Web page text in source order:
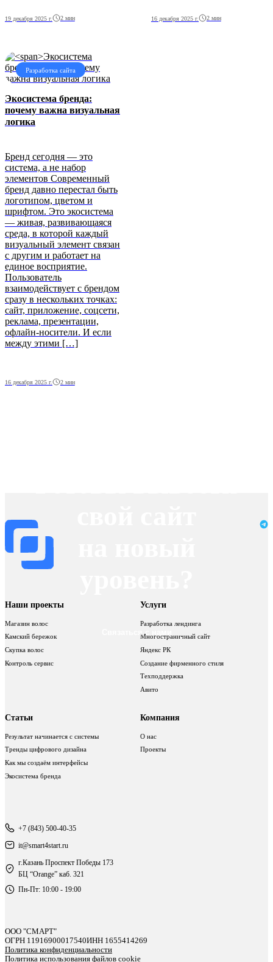
19 декабря 2025 г. 2 мин 16 декабря 2025 г. 2 мин
Разработка сайта
Экосистема бренда:
почему важна визуальная
логика
Бренд сегодня — это
система, а не набор
элементов Современный
бренд давно перестал быть
логотипом, цветом и
шрифтом. Это экосистема
— живая, развивающаяся
среда, в которой каждый
визуальный элемент связан
с другим и работает на
единое восприятие.
Пользователь
взаимодействует с брендом
сразу в нескольких точках:
сайт, приложение, соцсети,
реклама, презентации,
офлайн‑носители. И если
между этими […]
16 декабря 2025 г. 2 мин
Связаться с нами
Наши проекты
Магазин волос
Камский бережок
Скупка волос
Контроль сервис
Услуги
Разработка лендинга
Многостраничный сайт
Яндекс РК
Создание фирменного стиля
Техподдержка
Авито
Статьи
Результат начинается с системы
Тренды цифрового дизайна
Как мы создаём интерфейсы
Экосистема бренда
Компания
О нас
Проекты
+7 (843) 500-40-35
it@smart4start.ru
г.Казань Проспект Победы 173
БЦ “Orange” каб. 321
Пн-Пт: 10:00 - 19:00
ООО "СМАРТ"
ОГРН 11916900017540ИНН 1655414269
Политика конфиденциальности
Политика использования файлов cookie